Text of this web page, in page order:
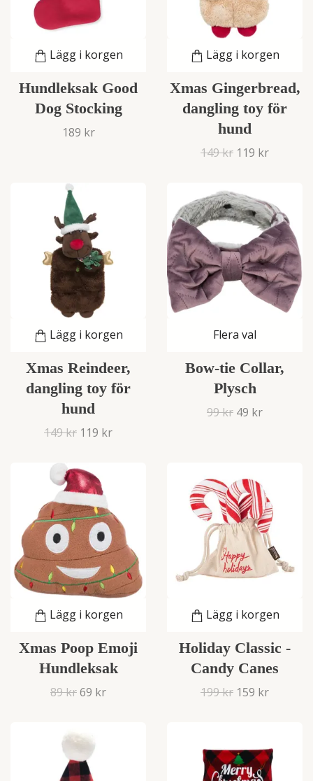
Lägg i korgen
Hundleksak Good
Dog Stocking
189 kr
Lägg i korgen
Xmas Gingerbread,
dangling toy för
hund
149 kr 119 kr
Lägg i korgen
Xmas Reindeer,
dangling toy för
hund
149 kr 119 kr
Flera val
Bow-tie Collar,
Plysch
99 kr 49 kr
Lägg i korgen
Xmas Poop Emoji
Hundleksak
89 kr69 kr
Lägg i korgen
Holiday Classic -
Candy Canes
199 kr 159 kr